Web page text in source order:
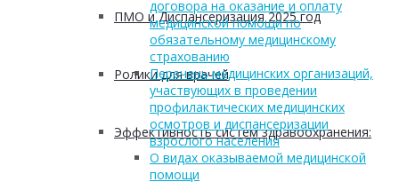
ПМО и Диспансеризация 2025 год
Ролики для врачей
Эффективность систем здравоохранения:
договора на оказание и оплату
медицинской помощи по
обязательному медицинскому
страхованию
Перечень медицинских организаций,
участвующих в проведении
профилактических медицинских
осмотров и диспансеризации
взрослого населения
О видах оказываемой медицинской
помощи